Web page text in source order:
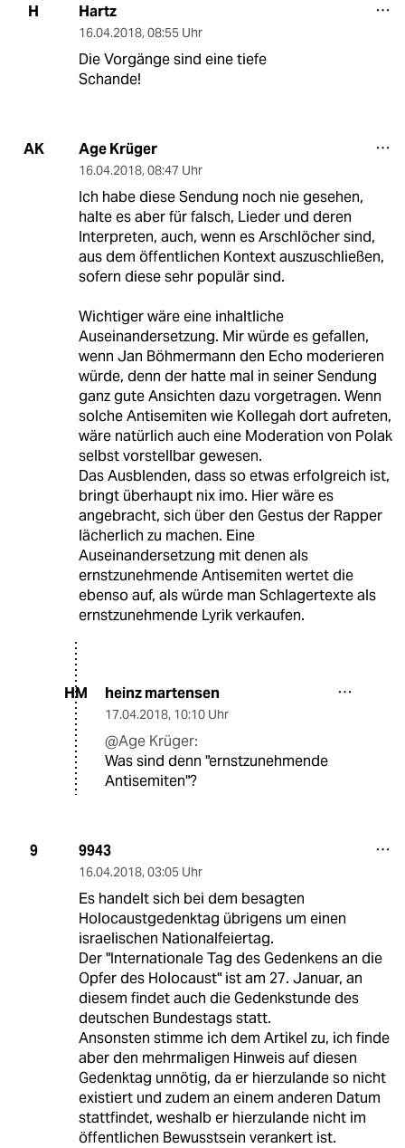
H Hartz
16.04.2018, 08:55 Uhr
Die Vorgänge sind eine tiefe
Schande!
AK Age Krüger
16.04.2018, 08:47 Uhr
Ich habe diese Sendung noch nie gesehen,
halte es aber für falsch, Lieder und deren
Interpreten, auch, wenn es Arschlöcher sind,
aus dem öffentlichen Kontext auszuschließen,
sofern diese sehr populär sind.
Wichtiger wäre eine inhaltliche
Auseinandersetzung. Mir würde es gefallen,
wenn Jan Böhmermann den Echo moderieren
würde, denn der hatte mal in seiner Sendung
ganz gute Ansichten dazu vorgetragen. Wenn
solche Antisemiten wie Kollegah dort aufreten,
wäre natürlich auch eine Moderation von Polak
selbst vorstellbar gewesen.
Das Ausblenden, dass so etwas erfolgreich ist,
bringt überhaupt nix imo. Hier wäre es
angebracht, sich über den Gestus der Rapper
lächerlich zu machen. Eine
Auseinandersetzung mit denen als
ernstzunehmende Antisemiten wertet die
ebenso auf, als würde man Schlagertexte als
ernstzunehmende Lyrik verkaufen.
HM heinz martensen
17.04.2018, 10:10 Uhr
@Age Krüger:
Was sind denn "ernstzunehmende
Antisemiten"?
9 9943
16.04.2018, 03:05 Uhr
Es handelt sich bei dem besagten
Holocaustgedenktag übrigens um einen
israelischen Nationalfeiertag.
Der "Internationale Tag des Gedenkens an die
Opfer des Holocaust" ist am 27. Januar, an
diesem findet auch die Gedenkstunde des
deutschen Bundestags statt.
Ansonsten stimme ich dem Artikel zu, ich finde
aber den mehrmaligen Hinweis auf diesen
Gedenktag unnötig, da er hierzulande so nicht
existiert und zudem an einem anderen Datum
stattfindet, weshalb er hierzulande nicht im
öffentlichen Bewusstsein verankert ist.